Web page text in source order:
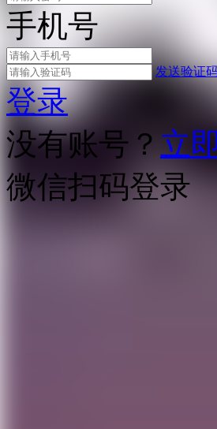
手机号
发送验证
登录
没有账号？ 立
微信扫码登录